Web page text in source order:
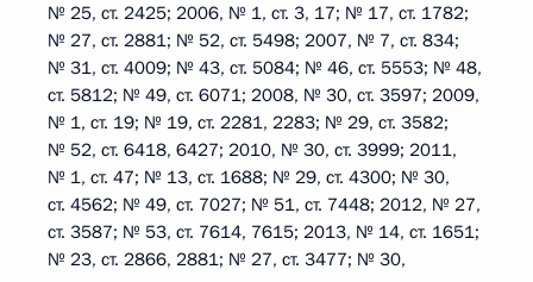
№ 25, ст. 2425; 2006, № 1, ст. 3, 17; № 17, ст. 1782;
№ 27, ст. 2881; № 52, ст. 5498; 2007, № 7, ст. 834;
№ 31, ст. 4009; № 43, ст. 5084; № 46, ст. 5553; № 48,
ст. 5812; № 49, ст. 6071; 2008, № 30, ст. 3597; 2009,
№ 1, ст. 19; № 19, ст. 2281, 2283; № 29, ст. 3582;
№ 52, ст. 6418, 6427; 2010, № 30, ст. 3999; 2011,
№ 1, ст. 47; № 13, ст. 1688; № 29, ст. 4300; № 30,
ст. 4562; № 49, ст. 7027; № 51, ст. 7448; 2012, № 27,
ст. 3587; № 53, ст. 7614, 7615; 2013, № 14, ст. 1651;
№ 23, ст. 2866, 2881; № 27, ст. 3477; № 30,